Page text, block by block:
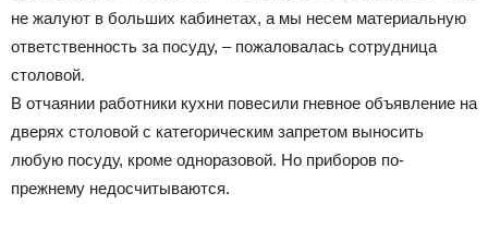
не жалуют в больших кабинетах, а мы несем материальную
ответственность за посуду, – пожаловалась сотрудница
столовой.
В отчаянии работники кухни повесили гневное объявление на
дверях столовой с категорическим запретом выносить
любую посуду, кроме одноразовой. Но приборов по-
прежнему недосчитываются.